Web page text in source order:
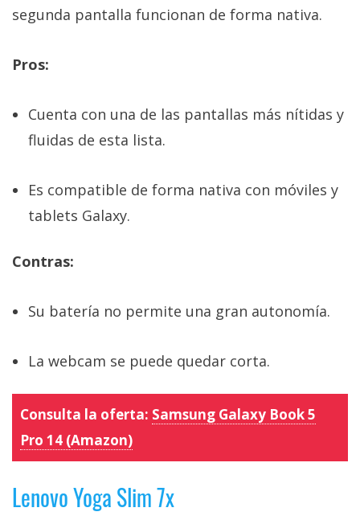
segunda pantalla funcionan de forma nativa.
Pros:
Cuenta con una de las pantallas más nítidas y
fluidas de esta lista.
Es compatible de forma nativa con móviles y
tablets Galaxy.
Contras:
Su batería no permite una gran autonomía.
La webcam se puede quedar corta.
Consulta la oferta: Samsung Galaxy Book 5
Pro 14 (Amazon)
Lenovo Yoga Slim 7x